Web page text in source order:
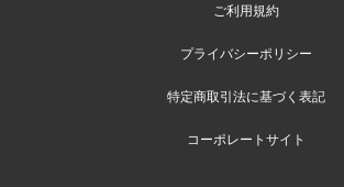
ご利用規約
プライバシーポリシー
特定商取引法に基づく表記
コーポレートサイト